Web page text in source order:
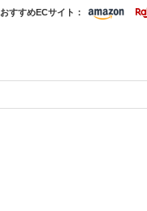
おすすめECサイト：